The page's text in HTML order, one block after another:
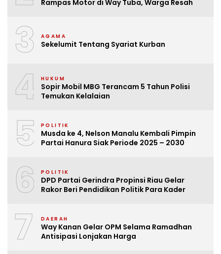
Rampas Motor di Way Tuba, Warga Resah
3 AGAMA
Sekelumit Tentang Syariat Kurban
4 HUKUM
Sopir Mobil MBG Terancam 5 Tahun Polisi
Temukan Kelalaian
5 POLITIK
Musda ke 4, Nelson Manalu Kembali Pimpin
Partai Hanura Siak Periode 2025 – 2030
6 POLITIK
DPD Partai Gerindra Propinsi Riau Gelar
Rakor Beri Pendidikan Politik Para Kader
7 DAERAH
Way Kanan Gelar OPM Selama Ramadhan
Antisipasi Lonjakan Harga